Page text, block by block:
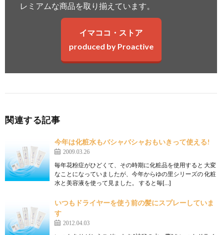
レミアムな商品を取り揃えています。
イマココ・ストア
produced by Proactive
関連する記事
今年は化粧水もバシャバシャおもいきって使える!
2009.03.26
毎年花粉症がひどくて、その時期に化粧品を使用すると 大変
なことになっていましたが、今年からゆの里シリーズの 化粧
水と美容液を使って見ました。 すると毎[…]
いつもドライヤーを使う前の髪にスプレーしていま
す
2012.04.03